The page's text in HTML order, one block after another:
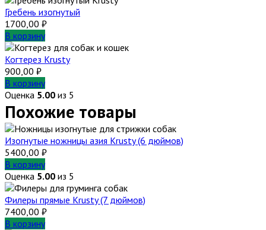
Гребень изогнутый
1700,00 ₽
В корзину
Когтерез Krusty
900,00 ₽
В корзину
Оценка 5.00 из 5
Похожие товары
Изогнутые ножницы азия Krusty (6 дюймов)
5400,00 ₽
В корзину
Оценка 5.00 из 5
Филеры прямые Krusty (7 дюймов)
7400,00 ₽
В корзину